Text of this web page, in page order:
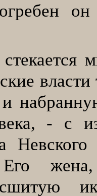
- с
жена,